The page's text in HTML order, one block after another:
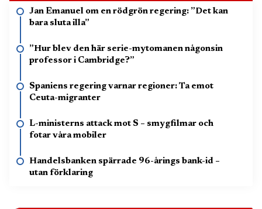
Jan Emanuel om en rödgrön regering: ”Det kan
bara sluta illa”
”Hur blev den här serie-mytomanen någonsin
professor i Cambridge?”
Spaniens regering varnar regioner: Ta emot
Ceuta-migranter
L-ministerns attack mot S – smygfilmar och
fotar våra mobiler
Handelsbanken spärrade 96-årings bank-id –
utan förklaring